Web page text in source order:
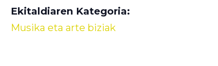
Ekitaldiaren Kategoria:
Musika eta arte biziak